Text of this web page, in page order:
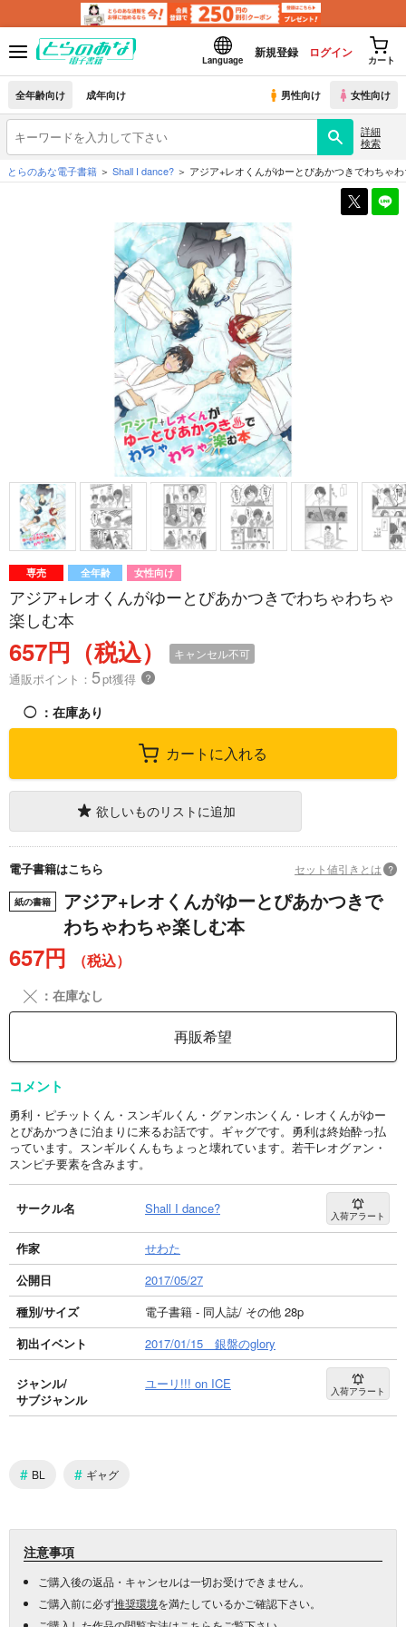
Language
新規登録 ログイン
カート
全年齢向け 成年向け 男性向け 女性向け
詳細
検索
とらのあな電子書籍
Shall I dance? アジア+レオくんがゆーとぴあかつきでわちゃ
専売 全年齢 女性向け
アジア+レオくんがゆーとぴあかつきでわちゃわちゃ
楽しむ本
657円（税込） キャンセル不可
通販ポイント： 5pt獲得 ？
◯ ：在庫あり
カートに入れる
欲しいものリストに追加
電子書籍はこちら セット値引きとは ?
紙の書籍
アジア+レオくんがゆーとぴあかつきで
わちゃわちゃ楽しむ本
657円 （税込）
╳ ：在庫なし
再販希望
コメント
勇利・ピチットくん・スンギルくん・グァンホンくん・レオくんがゆー
とぴあかつきに泊まりに来るお話です。ギャグです。勇利は終始酔っ払
っています。スンギルくんもちょっと壊れています。若干レオグァン・
スンピチ要素を含みます。
サークル名 Shall I dance? 入荷アラート
作家
せわた
公開日
2017/05/27
種別/サイズ
電子書籍 - 同人誌/ その他 28p
初出イベント
2017/01/15 銀盤のglory
ジャンル/
サブジャンル
ユーリ!!! on ICE 入荷アラート
# BL # ギャグ
注意事項
ご購入後の返品・キャンセルは一切お受けできません。
ご購入前に必ず推奨環境を満たしているかご確認下さい。